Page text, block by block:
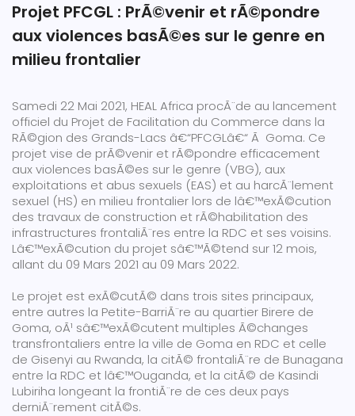
Projet PFCGL : PrÃ©venir et rÃ©pondre
aux violences basÃ©es sur le genre en
milieu frontalier
Samedi 22 Mai 2021, HEAL Africa procÃ¨de au lancement
officiel du Projet de Facilitation du Commerce dans la
RÃ©gion des Grands-Lacs â€“PFCGLâ€“ Ã Goma. Ce
projet vise de prÃ©venir et rÃ©pondre efficacement
aux violences basÃ©es sur le genre (VBG), aux
exploitations et abus sexuels (EAS) et au harcÃ¨lement
sexuel (HS) en milieu frontalier lors de lâ€™exÃ©cution
des travaux de construction et rÃ©habilitation des
infrastructures frontaliÃ¨res entre la RDC et ses voisins.
Lâ€™exÃ©cution du projet sâ€™Ã©tend sur 12 mois,
allant du 09 Mars 2021 au 09 Mars 2022.
Le projet est exÃ©cutÃ© dans trois sites principaux,
entre autres la Petite-BarriÃ¨re au quartier Birere de
Goma, oÃ¹ sâ€™exÃ©cutent multiples Ã©changes
transfrontaliers entre la ville de Goma en RDC et celle
de Gisenyi au Rwanda, la citÃ© frontaliÃ¨re de Bunagana
entre la RDC et lâ€™Ouganda, et la citÃ© de Kasindi
Lubiriha longeant la frontiÃ¨re de ces deux pays
derniÃ¨rement citÃ©s.